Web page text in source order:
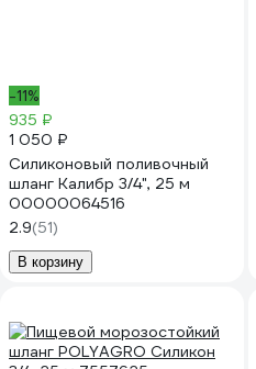
-11%
935 ₽
1 050 ₽
Силиконовый поливочный
шланг Калибр 3/4", 25 м
00000064516
2.9(51)
В корзину